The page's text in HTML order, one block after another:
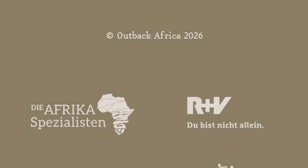
© Outback Africa 2026